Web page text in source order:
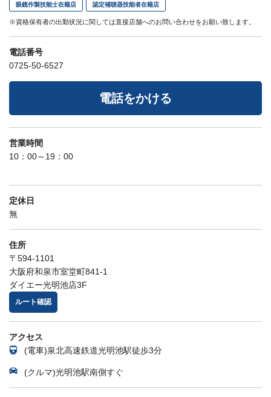
眼鏡作製技能士在籍店 認定補聴器技能者在籍店
※資格保有者の出勤状況に関しては直接店舗へのお問い合わせをお願い致します。
電話番号
0725-50-6527
電話をかける
営業時間
10：00～19：00
定休日
無
住所
〒594-1101
大阪府和泉市室堂町841-1
ダイエー光明池店3F
ルート確認
アクセス
(電車)泉北高速鉄道光明池駅徒歩3分
(クルマ)光明池駅南側すぐ